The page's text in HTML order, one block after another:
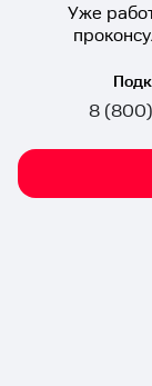
Уже
8